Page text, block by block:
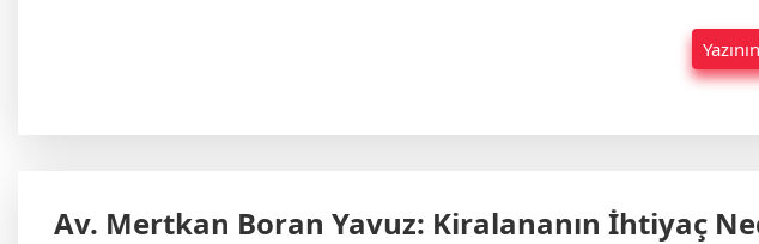
Av. Mertkan Boran Yavuz: Kiralananın İhtiyaç